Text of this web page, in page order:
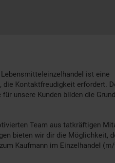
ist eine
Kontaktfreudigkeit erfordert.
unsere Kunden bilden die
Team aus tatkräftigen
bieten wir dir die Möglichkeit,
Kaufmann im Einzelhandel